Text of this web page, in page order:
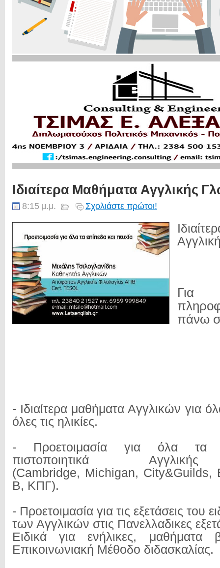
Ιδιαίτερα Μαθήματα Αγγλικής
8:15 μ.μ. Σχολιάστε πρώτοι!
Για
πάνω
- Ιδιαίτερα μαθήματα Αγγλικών για
όλες τις ηλικίες.
- Προετοιμασία για όλα τα
πιστοποιητικά
(Cambridge, Michigan, City&Guilds,
B, ΚΠΓ).
- Προετοιμασία για τις εξετάσεις του
των Αγγλικών στις Πανελλαδικες
Ειδικά για ενήλικες, μαθήματα
Επικοινωνιακή Μέθοδο διδασκαλίας.